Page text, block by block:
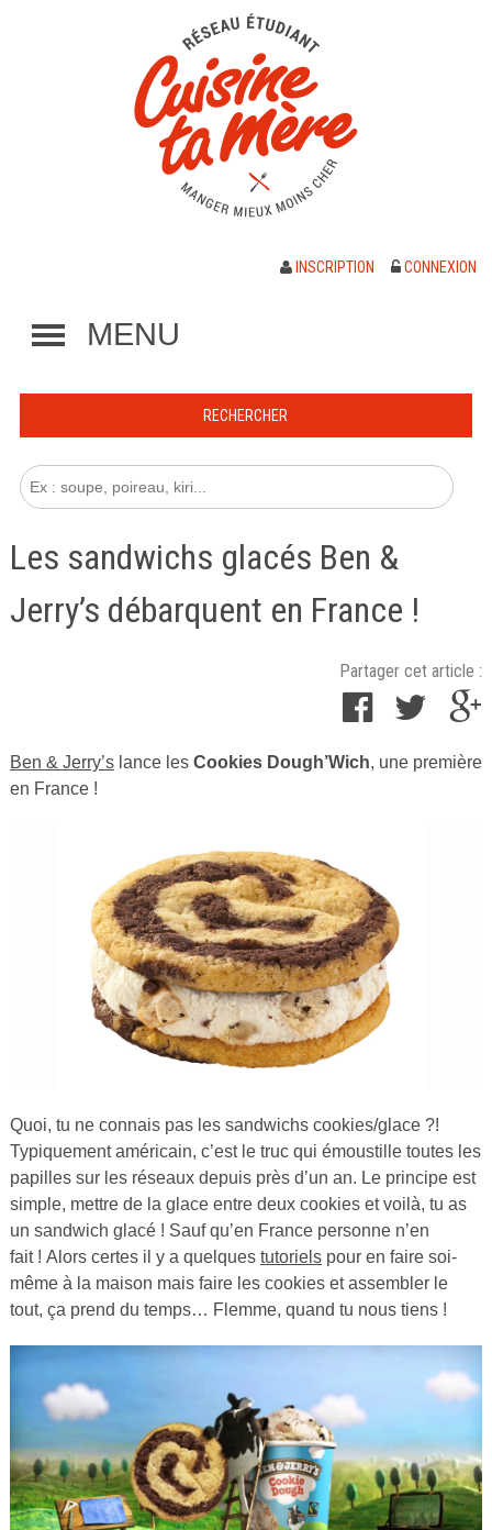
INSCRIPTION CONNEXION
MENU
Les sandwichs glacés Ben &
Jerry’s débarquent en France !
Partager cet article :
Publié
le
Ben & Jerry’slance les Cookies Dough’Wich, une première
en France !
Quoi, tu ne connais pas les sandwichs cookies/glace ?!
Typiquement américain, c’est le truc qui émoustille toutes les
papilles sur les réseaux depuis près d’un an. Le principe est
simple, mettre de la glace entre deux cookies et voilà, tu as
un sandwich glacé ! Sauf qu’en France personne n’en
fait ! Alors certes il y a quelques tutorielspour en faire soi-
même à la maison mais faire les cookies et assembler le
tout, ça prend du temps… Flemme, quand tu nous tiens !